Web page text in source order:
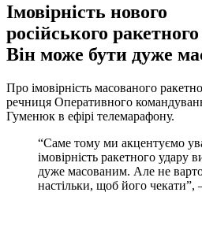
Імовірність нового
російського
Він може бути дуже
Про імовірність масованого
речниця Оперативного
Гуменюк в ефірі телемарафону.
“Саме тому ми акцентуємо
імовірність ракетного удару
дуже масованим. Але не
настільки, щоб його чекати”,